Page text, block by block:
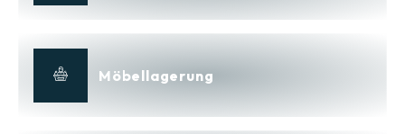
Möbellagerung